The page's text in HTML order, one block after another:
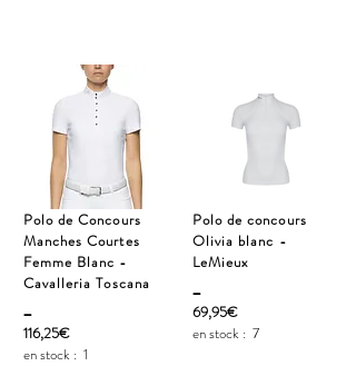
Polo de Concours
Manches Courtes
Femme Blanc -
Cavalleria Toscana
_
116,25€
en stock : 1
Polo de concours
Olivia blanc -
LeMieux
_
69,95€
en stock : 7